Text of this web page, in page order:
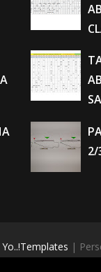
2/
Yo..!Templates |